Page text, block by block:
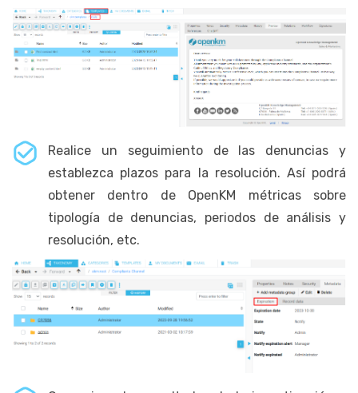
Realice un seguimiento de las denuncias y
establezca plazos para la resolución. Así podrá
obtener dentro de OpenKM métricas sobre
tipología de denuncias, periodos de análisis y
resolución, etc.